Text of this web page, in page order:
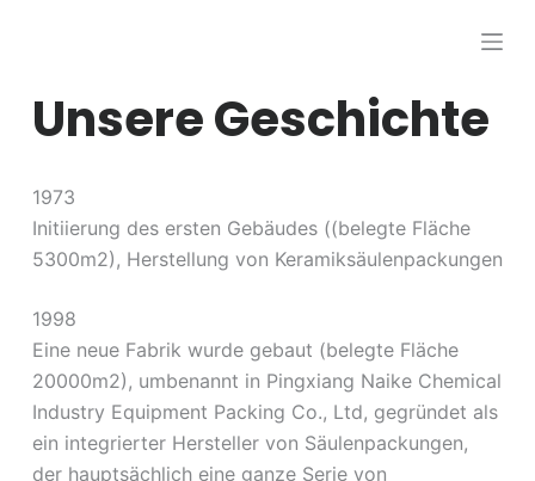
p
Unsere Geschichte
1973
Initiierung des ersten Gebäudes ((belegte Fläche
5300m2), Herstellung von Keramiksäulenpackungen
1998
Eine neue Fabrik wurde gebaut (belegte Fläche
20000m2), umbenannt in Pingxiang Naike Chemical
Industry Equipment Packing Co., Ltd, gegründet als
ein integrierter Hersteller von Säulenpackungen,
der hauptsächlich eine ganze Serie von